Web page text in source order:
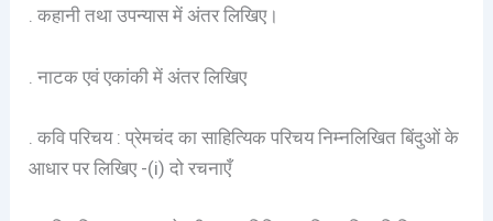
. कहानी तथा उपन्यास में अंतर लिखिए।
. नाटक एवं एकांकी में अंतर लिखिए
. कवि परिचय : प्रेमचंद का साहित्यिक परिचय निम्नलिखित बिंदुओं के
आधार पर लिखिए -(i) दो रचनाएँ